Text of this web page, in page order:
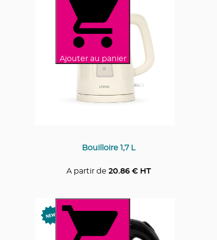
Ajouter au panier
Bouilloire 1,7 L
A partir de 20.86€ HT